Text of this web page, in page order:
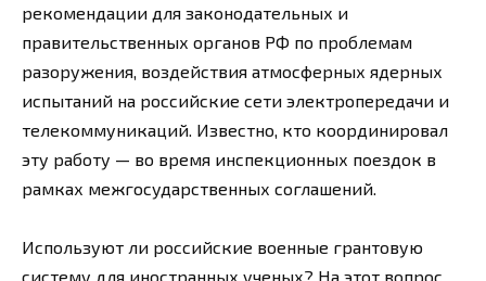
рекомендации для законодательных и
правительственных органов РФ по проблемам
разоружения, воздействия атмосферных ядерных
испытаний на российские сети электропередачи и
телекоммуникаций. Известно, кто координировал
эту работу — во время инспекционных поездок в
рамках межгосударственных соглашений.
Используют ли российские военные грантовую
систему для иностранных ученых? На этот вопрос